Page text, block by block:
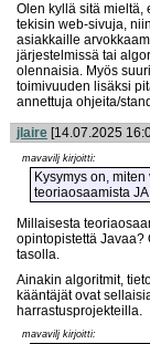
Olen kyllä sitä mieltä,
tekisin web-sivuja,
asiakkaille
järjestelmissä tai
olennaisia. Myös
toimivuuden lisäksi
annettuja ohjeita/
jlaire [14.07.2025
mavavilj kirjoitti:
Kysymys on,
teoriaosaamista
Millaisesta
opintopistettä Javaa?
tasolla.
Ainakin algoritmit,
kääntäjät ovat
harrastusprojekteilla.
mavavilj kirjoitti: